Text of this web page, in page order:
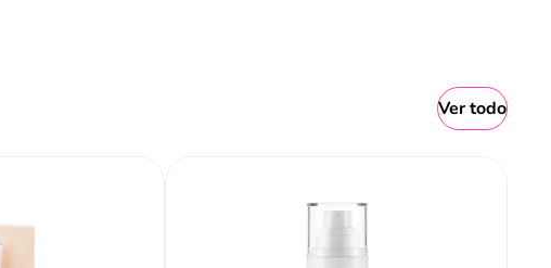
Ver todo